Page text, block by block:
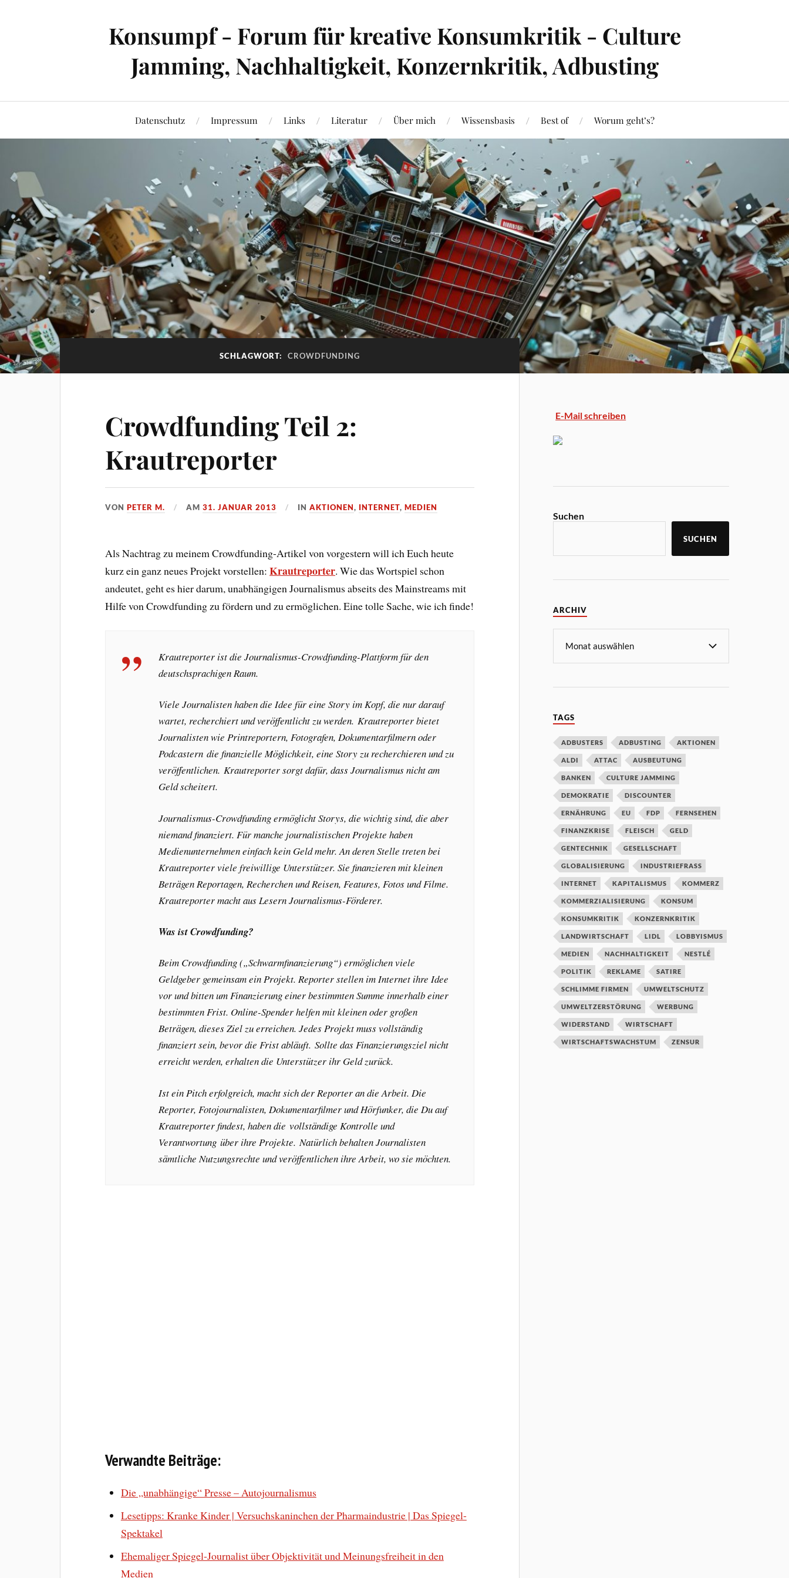
Konsumpf - Forum für kreative Konsumkritik - Culture
Jamming, Nachhaltigkeit, Konzernkritik, Adbusting
Datenschutz Impressum Links Literatur Über mich Wissensbasis Best of Worum geht’s?
SCHLAGWORT: CROWDFUNDING
Crowdfunding Teil 2:
Krautreporter
VONPETER M. AM31. JANUAR 2013 INAKTIONEN, INTERNET,MEDIEN
Als Nachtrag zu meinem Crowdfunding-Artikel von vorgestern will ich Euch heute
kurz ein ganz neues Projekt vorstellen:Krautreporter. Wie das Wortspiel schon
andeutet, geht es hier darum, unabhängigen Journalismus abseits des Mainstreams mit
Hilfe von Crowdfunding zu fördern und zu ermöglichen. Eine tolle Sache, wie ich finde!
Krautreporter ist die Journalismus-Crowdfunding-Plattform für den
deutschsprachigen Raum.
Viele Journalisten haben die Idee für eine Story im Kopf, die nur darauf
wartet, recherchiert und veröffentlicht zu werden. Krautreporter bietet
Journalisten wie Printreportern, Fotografen, Dokumentarfilmern oder
Podcastern die finanzielle Möglichkeit, eine Story zu recherchieren und zu
veröffentlichen. Krautreporter sorgt dafür, dass Journalismus nicht am
Geld scheitert.
Journalismus-Crowdfunding ermöglicht Storys, die wichtig sind, die aber
niemand finanziert. Für manche journalistischen Projekte haben
Medienunternehmen einfach kein Geld mehr. An deren Stelle treten bei
Krautreporter viele freiwillige Unterstützer. Sie finanzieren mit kleinen
Beträgen Reportagen, Recherchen und Reisen, Features, Fotos und Filme.
Krautreporter macht aus Lesern Journalismus-Förderer.
Was ist Crowdfunding?
Beim Crowdfunding („Schwarmfinanzierung“) ermöglichen viele
Geldgeber gemeinsam ein Projekt. Reporter stellen im Internet ihre Idee
vor und bitten um Finanzierung einer bestimmten Summe innerhalb einer
bestimmten Frist. Online-Spender helfen mit kleinen oder großen
Beträgen, dieses Ziel zu erreichen. Jedes Projekt muss vollständig
finanziert sein, bevor die Frist abläuft. Sollte das Finanzierungsziel nicht
erreicht werden, erhalten die Unterstützer ihr Geld zurück.
Ist ein Pitch erfolgreich, macht sich der Reporter an die Arbeit. Die
Reporter, Fotojournalisten, Dokumentarfilmer und Hörfunker, die Du auf
Krautreporter findest, haben die vollständige Kontrolle und
Verantwortung über ihre Projekte. Natürlich behalten Journalisten
sämtliche Nutzungsrechte und veröffentlichen ihre Arbeit, wo sie möchten.
Verwandte Beiträge:
Die „unabhängige“ Presse – Autojournalismus
Lesetipps: Kranke Kinder | Versuchskaninchen der Pharmaindustrie | Das Spiegel-
Spektakel
Ehemaliger Spiegel-Journalist über Objektivität und Meinungsfreiheit in den
Medien
E-Mail schreiben
Suchen
SUCHEN
ARCHIV
TAGS
ADBUSTERS ADBUSTING AKTIONEN
ALDI ATTAC AUSBEUTUNG
BANKEN CULTURE JAMMING
DEMOKRATIE DISCOUNTER
ERNÄHRUNG EU FDP FERNSEHEN
FINANZKRISE FLEISCH GELD
GENTECHNIK GESELLSCHAFT
GLOBALISIERUNG INDUSTRIEFRASS
INTERNET KAPITALISMUS KOMMERZ
KOMMERZIALISIERUNG KONSUM
KONSUMKRITIK KONZERNKRITIK
LANDWIRTSCHAFT LIDL LOBBYISMUS
MEDIEN NACHHALTIGKEIT NESTLÉ
POLITIK REKLAME SATIRE
SCHLIMME FIRMEN UMWELTSCHUTZ
UMWELTZERSTÖRUNG WERBUNG
WIDERSTAND WIRTSCHAFT
WIRTSCHAFTSWACHSTUM ZENSUR